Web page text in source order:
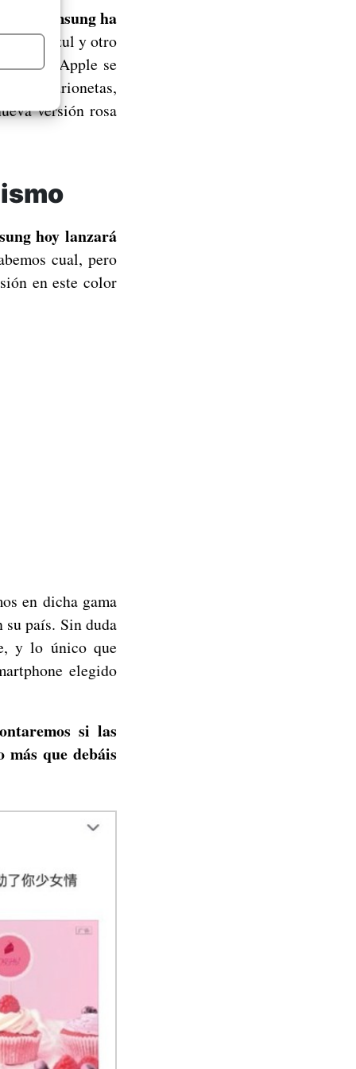
Samsung ha
P9 en azul y otro
que Apple se
marionetas,
versión rosa
hoy lanzará
cual, pero
en este color
en dicha gama
su país. Sin duda
y lo único que
elegido
si las
que debáis